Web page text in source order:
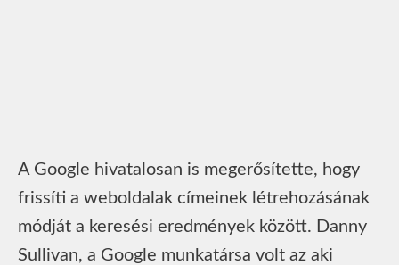
A Google hivatalosan is megerősítette, hogy
frissíti a weboldalak címeinek létrehozásának
módját a keresési eredmények között. Danny
Sullivan, a Google munkatársa volt az aki